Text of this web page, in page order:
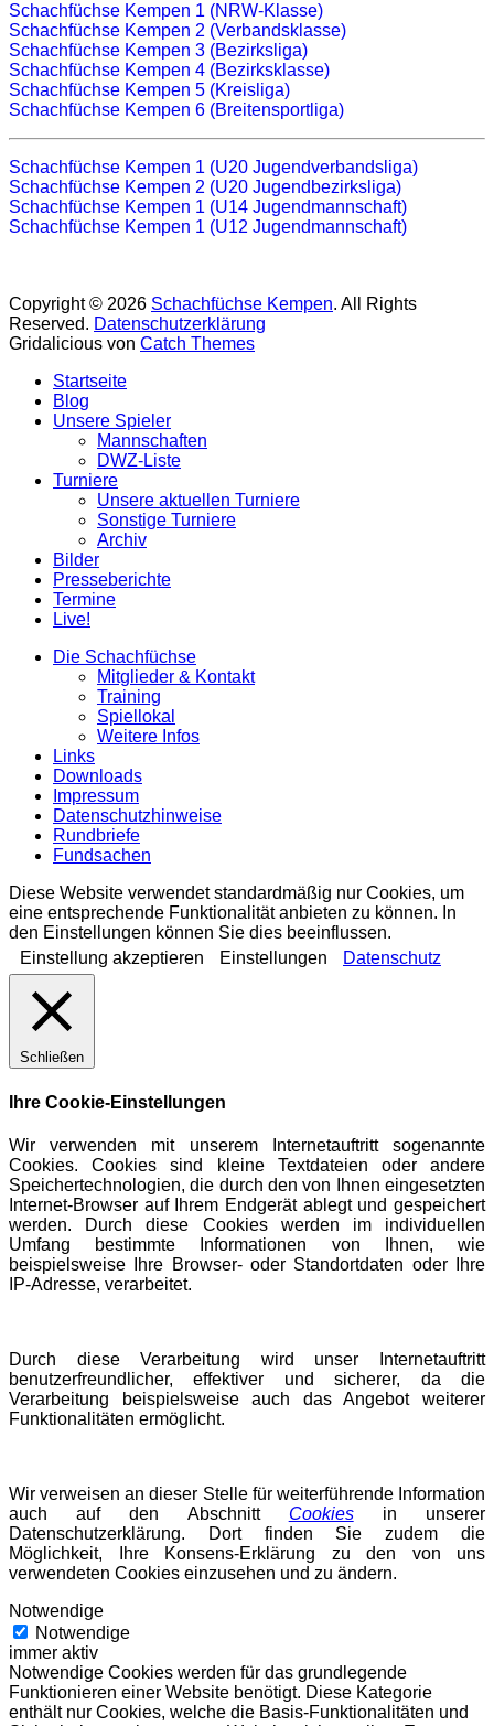
Schachfüchse Kempen 1 (NRW-Klasse)
Schachfüchse Kempen 2 (Verbandsklasse)
Schachfüchse Kempen 3 (Bezirksliga)
Schachfüchse Kempen 4 (Bezirksklasse)
Schachfüchse Kempen 5 (Kreisliga)
Schachfüchse Kempen 6 (Breitensportliga)
Schachfüchse Kempen 1 (U20 Jugendverbandsliga)
Schachfüchse Kempen 2 (U20 Jugendbezirksliga)
Schachfüchse Kempen 1 (U14 Jugendmannschaft)
Schachfüchse Kempen 1 (U12 Jugendmannschaft)
Copyright © 2026 Schachfüchse Kempen. All Rights
Reserved. Datenschutzerklärung
Gridalicious von Catch Themes
oben
scrollen
Startseite
Blog
Unsere Spieler
Mannschaften
DWZ-Liste
Turniere
Unsere aktuellen Turniere
Sonstige Turniere
Archiv
Bilder
Presseberichte
Termine
Live!
Die Schachfüchse
Mitglieder & Kontakt
Training
Spiellokal
Weitere Infos
Links
Downloads
Impressum
Datenschutzhinweise
Rundbriefe
Fundsachen
Diese Website verwendet standardmäßig nur Cookies, um
eine entsprechende Funktionalität anbieten zu können. In
den Einstellungen können Sie dies beeinflussen.
Einstellung akzeptieren
Einstellungen Datenschutz
Schließen
Ihre Cookie-Einstellungen
Wir verwenden mit unserem Internetauftritt sogenannte
Cookies. Cookies sind kleine Textdateien oder andere
Speichertechnologien, die durch den von Ihnen eingesetzten
Internet-Browser auf Ihrem Endgerät ablegt und gespeichert
werden. Durch diese Cookies werden im individuellen
Umfang bestimmte Informationen von Ihnen, wie
beispielsweise Ihre Browser- oder Standortdaten oder Ihre
IP-Adresse, verarbeitet.
Durch diese Verarbeitung wird unser Internetauftritt
benutzerfreundlicher, effektiver und sicherer, da die
Verarbeitung beispielsweise auch das Angebot weiterer
Funktionalitäten ermöglicht.
Wir verweisen an dieser Stelle für weiterführende Information
auch auf den Abschnitt Cookiesin unserer
Datenschutzerklärung. Dort finden Sie zudem die
Möglichkeit, Ihre Konsens-Erklärung zu den von uns
verwendeten Cookies einzusehen und zu ändern.
Notwendige
Notwendige
immer aktiv
Notwendige Cookies werden für das grundlegende
Funktionieren einer Website benötigt. Diese Kategorie
enthält nur Cookies, welche die Basis-Funktionalitäten und